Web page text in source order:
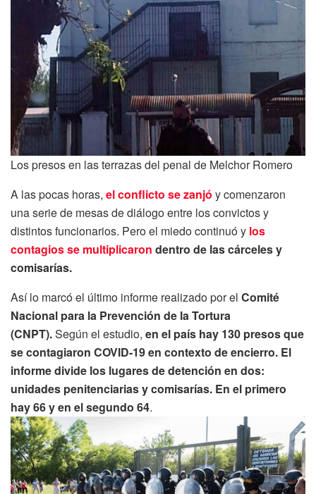
Los presos en las terrazas del penal de Melchor Romero
A las pocas horas, el conflicto se zanjó y comenzaron
una serie de mesas de diálogo entre los convictos y
distintos funcionarios. Pero el miedo continuó y los
contagios se multiplicaron dentro de las cárceles y
comisarías.
Así lo marcó el último informe realizado por el Comité
Nacional para la Prevención de la Tortura
(CNPT).Según el estudio, en el país hay 130 presos que
se contagiaron COVID-19 en contexto de encierro. El
informe divide los lugares de detención en dos:
unidades penitenciarias y comisarías. En el primero
hay 66 y en el segundo 64.